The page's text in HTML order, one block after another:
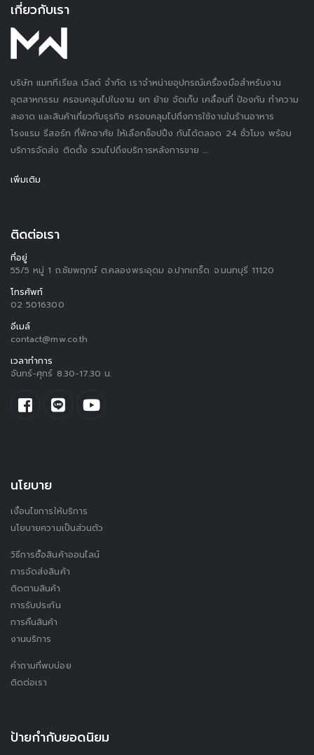
เกี่ยวกับเรา
บริษัท แมททีเรียล เวิลด์ จำกัด เราจำหน่ายอุปกรณ์เครื่องมือสำหรับงาน
อุตสาหกรรม ครอบคลุมไปในงาน ยก ย้าย จัดเก็บ เคลื่อนที่ ป้องกัน ทำความ
สะอาด และสินค้าเกี่ยวกับธุรกิจ ครอบคลุมไปถึงการใช้งานในร้านอาหาร
โรงแรม รีสอร์ท ที่พักอาศัย ให้เลือกช็อปปิ้ง กันได้ตลอด 24 ชั่วโมง พร้อม
บริการจัดส่ง ติดตั้ง รวมไปถึงบริการหลังการขาย ....
เพิ่มเติม
ติดต่อเรา
ที่อยู่
55/5 หมู่ 1 ถ.ชัยพฤกษ์ ต.คลองพระอุดม อ.ปากเกร็ด จ.นนทบุรี 11120
โทรศัพท์
02 5016300
อีเมล์
contact@mw.co.th
เวลาทำการ
จันทร์-ศุกร์ 8.30-17.30 น.
นโยบาย
เงื่อนไขการให้บริการ
นโยบายความเป็นส่วนตัว
วิธีการซื้อสินค้าออนไลน์
การจัดส่งสินค้า
ติดตามสินค้า
การรับประกัน
การคืนสินค้า
งานบริการ
คำถามที่พบบ่อย
ติดต่อเรา
ป้ายกำกับยอดนิยม